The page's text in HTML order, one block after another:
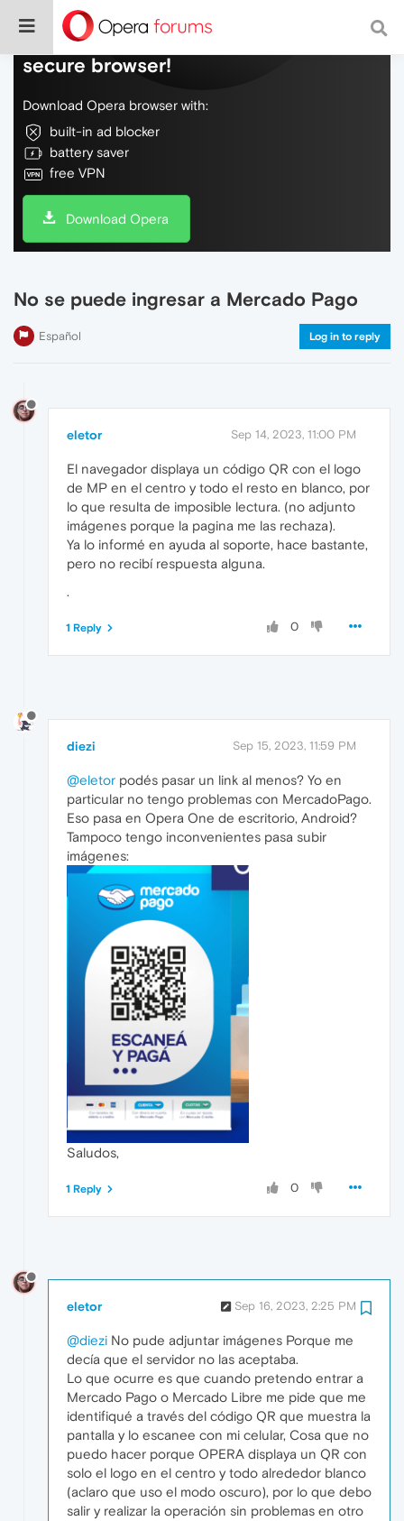
Do more on the web, with a fast and
secure browser!
Download Opera browser with:
built-in ad blocker
battery saver
free VPN
Download Opera
No se puede ingresar a Mercado Pago
Español Log in to reply
eletor Sep 14, 2023, 11:00 PM
El navegador displaya un código QR con el logo
de MP en el centro y todo el resto en blanco, por
lo que resulta de imposible lectura. (no adjunto
imágenes porque la pagina me las rechaza).
Ya lo informé en ayuda al soporte, hace bastante,
pero no recibí respuesta alguna.
.
0
1 Reply
diezi Sep 15, 2023, 11:59 PM
@eletor podés pasar un link al menos? Yo en
particular no tengo problemas con MercadoPago.
Eso pasa en Opera One de escritorio, Android?
Tampoco tengo inconvenientes pasa subir
imágenes:
Saludos,
0
1 Reply
eletor Sep 16, 2023, 2:25 PM
@diezi No pude adjuntar imágenes Porque me
decía que el servidor no las aceptaba.
Lo que ocurre es que cuando pretendo entrar a
Mercado Pago o Mercado Libre me pide que me
identifiqué a través del código QR que muestra la
pantalla y lo escanee con mi celular, Cosa que no
puedo hacer porque OPERA displaya un QR con
solo el logo en el centro y todo alrededor blanco
(aclaro que uso el modo oscuro), por lo que debo
salir y realizar la operación sin problemas en otro